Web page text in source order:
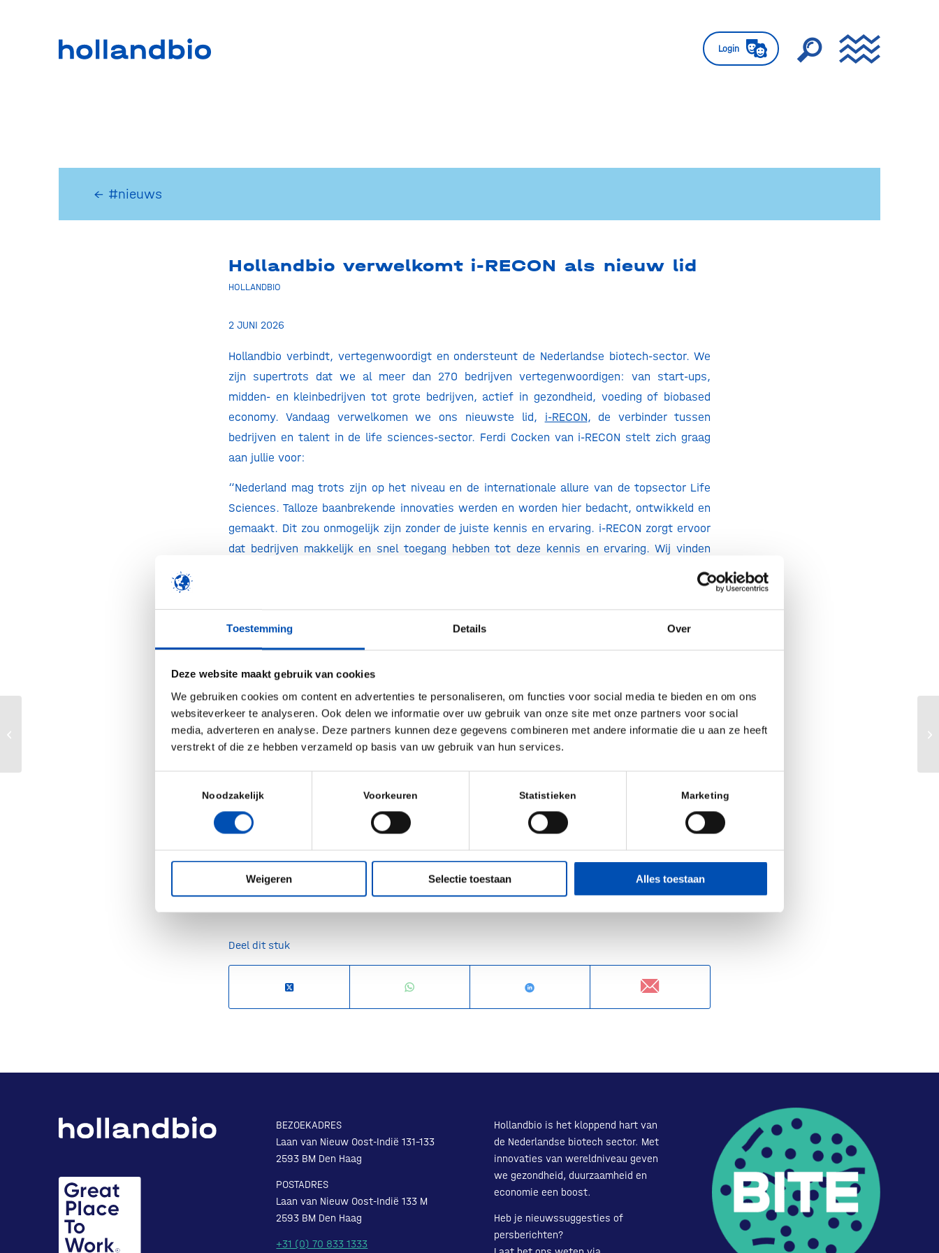
Toestemming Details Over
Deze website maakt gebruik van cookies
We gebruiken cookies om content en advertenties te personaliseren, om functies voor social media te bieden en om ons
websiteverkeer te analyseren. Ook delen we informatie over uw gebruik van onze site met onze partners voor social
media, adverteren en analyse. Deze partners kunnen deze gegevens combineren met andere informatie die u aan ze heeft
verstrekt of die ze hebben verzameld op basis van uw gebruik van hun services.
Noodzakelijk Voorkeuren Statistieken Marketing
Weigeren Selectie toestaan Alles toestaan
Login
← #nieuws
Hollandbio verwelkomt i-RECON als nieuw lid
HOLLANDBIO
2 JUNI 2026
Hollandbio verbindt, vertegenwoordigt en ondersteunt de Nederlandse biotech-sector. We
zijn supertrots dat we al meer dan 270 bedrijven vertegenwoordigen: van start-ups,
midden- en kleinbedrijven tot grote bedrijven, actief in gezondheid, voeding of biobased
economy. Vandaag verwelkomen we ons nieuwste lid, i-RECON, de verbinder tussen
bedrijven en talent in de life sciences-sector. Ferdi Cocken van i-RECON stelt zich graag
aan jullie voor:
“Nederland mag trots zijn op het niveau en de internationale allure van de topsector Life
Sciences. Talloze baanbrekende innovaties werden en worden hier bedacht, ontwikkeld en
gemaakt. Dit zou onmogelijk zijn zonder de juiste kennis en ervaring. i-RECON zorgt ervoor
dat bedrijven makkelijk en snel toegang hebben tot deze kennis en ervaring. Wij vinden
áltijd en snel de juiste mensen, zodat ideeën tot de beste producten kunnen worden
inzetbaar voor het inrichten van HR- en recruitmenttools, systemen en processen bij onze
grotere behoefte aan structuur. Wij bieden de juiste ondersteuning met up-to-date kennis
van automatisering, wetgeving én de markt. Hiermee borgen we dat onze opdrachtgevers
onnodig risico lopen om talent te verliezen en stellen hen in staat om zelf de juiste mensen
aan te trekken.
Binnen hollandbio willen wij op een laagdrempelige en persoonlijke manier nieuwe
samenwerkingen opzetten met ambitieuze Life Sciences-bedrijven. We hopen veel nieuwe
mensen te ontmoeten tijdens het hollandbio
Dutch Biotech Event
in Maarssen of bij een
andere gelegenheid. Eerder kan natuurlijk ook, neem gerust eens vrijblijvend
met
ons op!”
/
Deel dit stuk
BEZOEKADRES
Laan van Nieuw Oost-Indië 131-133
2593 BM Den Haag
POSTADRES
Laan van Nieuw Oost-Indië 133 M
2593 BM Den Haag
+31 (0) 70 833 1333
Hollandbio is het kloppend hart van
de Nederlandse biotech sector. Met
innovaties van wereldniveau geven
we gezondheid, duurzaamheid en
economie een boost.
Heb je nieuwssuggesties of
persberichten?